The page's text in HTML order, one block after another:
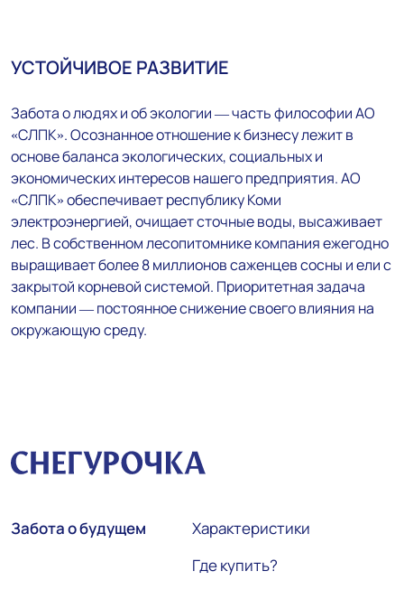
УСТОЙЧИВОЕ РАЗВИТИЕ
Забота о людях и об экологии — часть философии АО
«СЛПК». Осознанное отношение к бизнесу лежит в
основе баланса экологических, социальных и
экономических интересов нашего предприятия. АО
«СЛПК» обеспечивает республику Коми
электроэнергией, очищает сточные воды, высаживает
лес. В собственном лесопитомнике компания ежегодно
выращивает более 8 миллионов саженцев сосны и ели с
закрытой корневой системой. Приоритетная задача
компании — постоянное снижение своего влияния на
окружающую среду.
Забота о будущем
Характеристики
Где купить?